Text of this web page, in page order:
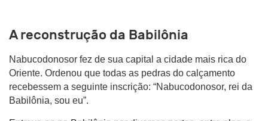
A reconstrução da Babilônia
Nabucodonosor fez de sua capital a cidade mais rica do
Oriente. Ordenou que todas as pedras do calçamento
recebessem a seguinte inscrição: “Nabucodonosor, rei da
Babilônia, sou eu”.